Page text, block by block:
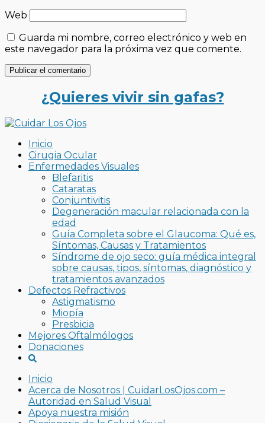
Web
Guarda mi nombre, correo electrónico y web en
este navegador para la próxima vez que comente.
¿Quieres vivir sin gafas?
Inicio
Cirugia Ocular
Enfermedades Visuales
Blefaritis
Cataratas
Conjuntivitis
Degeneración macular relacionada con la
edad
Guía Completa sobre el Glaucoma: Qué es,
Síntomas, Causas y Tratamientos
Síndrome de ojo seco: guía médica integral
sobre causas, tipos, síntomas, diagnóstico y
tratamientos avanzados
Defectos Refractivos
Astigmatismo
Miopía
Presbicia
Mejores Oftalmólogos
Donaciones
Inicio
Acerca de Nosotros | CuidarLosOjos.com –
Autoridad en Salud Visual
Apoya nuestra misión